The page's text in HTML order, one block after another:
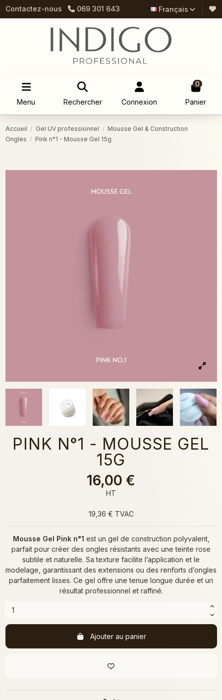
Contactez-nous 069 301 643 Français
Menu Rechercher Connexion
0
Panier
Accueil Gel UV professionnel
Mousse Gel & Construction
Ongles
Pink n°1 - Mousse Gel 15g
PINK N°1 - MOUSSE GEL
15G
16,00 €
HT
19,36 € TVAC
Mousse Gel Pink n°1 est un gel de construction polyvalent,
parfait pour créer des ongles résistants avec une teinte rose
subtile et naturelle. Sa texture facilite l’application et le
modelage, garantissant des extensions ou des renforts d’ongles
parfaitement lisses. Ce gel offre une tenue longue durée et un
résultat professionnel et raffiné.
Ajouter au panier